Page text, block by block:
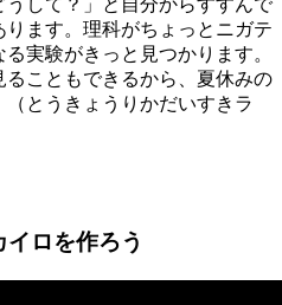
して？」と自分からすすんで
ます。理科がちょっとニガテ
実験がきっと見つかります。
こともできるから、夏休みの
とうきょうりかだいすきラ
ロを作ろう